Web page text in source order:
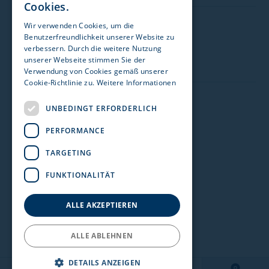
Zulassungsstelle 1170 Wien
Acenta GmbH
Details einblenden
Zulassungsstelle 1230 Wien
Stellantis & You Österreich GmbH
Details einblenden
Zulassungsstelle Amstetten
Hohensteiner Versicherungsmakler GmbH
Details einblenden
Besuchen Sie uns auf:
Impressum
Meldekanal Hinweisgeber
Barrierefreiheit
Cookies.
Wir verwenden Cookies, um die
Benutzerfreundlichkeit unserer Website zu
verbessern. Durch die weitere Nutzung
unserer Webseite stimmen Sie der
Verwendung von Cookies gemäß unserer
Cookie-Richtlinie zu. Weitere Informationen
UNBEDINGT ERFORDERLICH
PERFORMANCE
TARGETING
FUNKTIONALITÄT
ALLE AKZEPTIEREN
ALLE ABLEHNEN
DETAILS ANZEIGEN